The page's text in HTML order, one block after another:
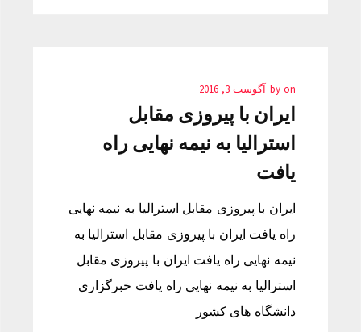
by on آگوست 3, 2016
ایران با پیروزی مقابل
استرالیا به نیمه نهایی راه
یافت
ایران با پیروزی مقابل استرالیا به نیمه نهایی
راه یافت ایران با پیروزی مقابل استرالیا به
نیمه نهایی راه یافت ایران با پیروزی مقابل
استرالیا به نیمه نهایی راه یافت خبرگزاری
دانشگاه های کشور